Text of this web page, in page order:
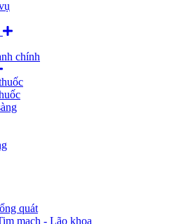
chính
quát
mạch - Lão khoa